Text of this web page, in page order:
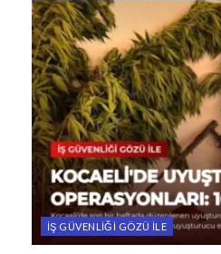
İŞ GÜVENLIĞI GÖZÜ ILE